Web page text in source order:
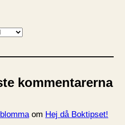
kommentarerna
om Hej då Boktipset!